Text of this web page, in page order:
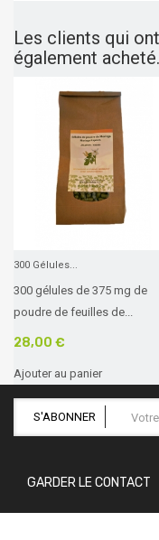
Les clients qui
également
300 Gélules...
300 gélules de 375 mg de
poudre de feuilles de...
28,00 €
Ajouter au panier
S'ABONNER
GARDER LE CONTACT